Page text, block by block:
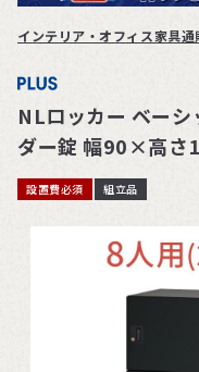
インテリア・オフィス家具
NLロッカー ベー
ダー錠 幅90×高さ
設置費必須 組立品